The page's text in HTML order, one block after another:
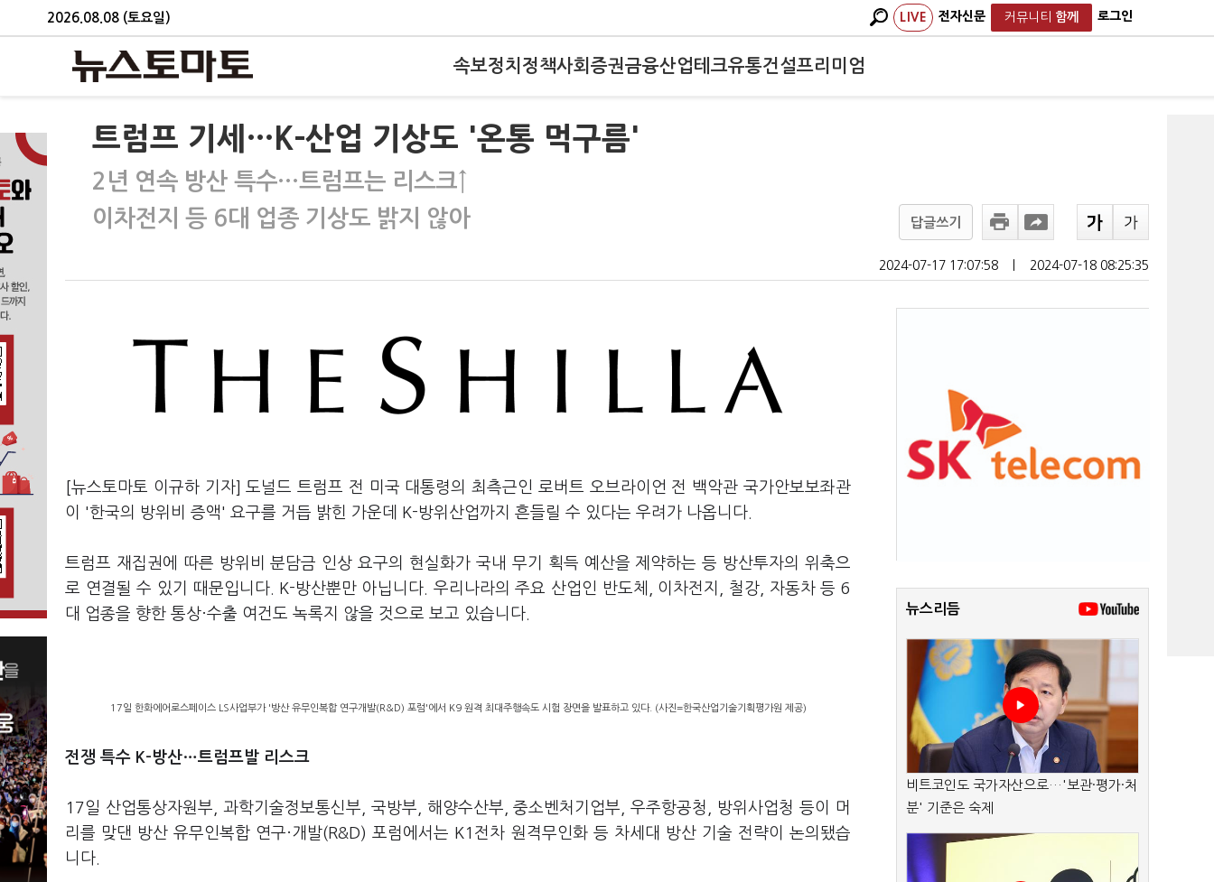
2026.08.08 (토요일) LIVE 전자신문 커뮤니티 함께 로그인
속보정치 정책사회 증권금융산업테크유통건설프리미엄
트럼프 기세…K-산업 기상도 '온통 먹구름'
2년 연속 방산 특수…트럼프는 리스크↑
이차전지 등 6대 업종 기상도 밝지 않아
답글쓰기
2024-07-17 17:07:58 2024-07-18 08:25:35
[뉴스토마토 이규하 기자] 도널드 트럼프 전 미국 대통령의 최측근인 로버트 오브라이언 전 백악관 국가안보보좌관
이 '한국의 방위비 증액' 요구를 거듭 밝힌 가운데 K-방위산업까지 흔들릴 수 있다는 우려가 나옵니다.
트럼프 재집권에 따른 방위비 분담금 인상 요구의 현실화가 국내 무기 획득 예산을 제약하는 등 방산투자의 위축으
로 연결될 수 있기 때문입니다. K-방산뿐만 아닙니다. 우리나라의 주요 산업인 반도체, 이차전지, 철강, 자동차 등 6
대 업종을 향한 통상·수출 여건도 녹록지 않을 것으로 보고 있습니다.
17일 한화에어로스페이스 LS사업부가 '방산 유무인복합 연구개발(R&D) 포럼'에서 K9 원격 최대주행속도 시험 장면을 발표하고 있다. (사진=한국산업기술기획평가원 제공)
전쟁 특수 K-방산…트럼프발 리스크
17일 산업통상자원부, 과학기술정보통신부, 국방부, 해양수산부, 중소벤처기업부, 우주항공청, 방위사업청 등이 머
리를 맞댄 방산 유무인복합 연구·개발(R&D) 포럼에서는 K1전차 원격무인화 등 차세대 방산 기술 전략이 논의됐습
니다.
뉴스리듬
비트코인도 국가자산으로…'보관·평가·처
분' 기준은 숙제